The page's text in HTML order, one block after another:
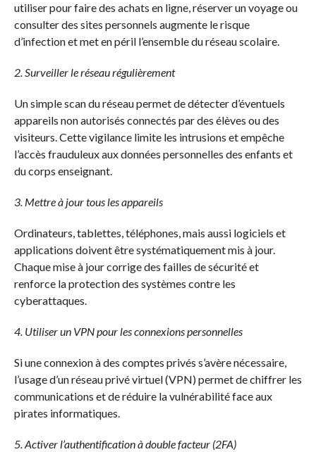
utiliser pour faire des achats en ligne, réserver un voyage ou
consulter des sites personnels augmente le risque
d’infection et met en péril l’ensemble du réseau scolaire.
2. Surveiller le réseau régulièrement
Un simple scan du réseau permet de détecter d’éventuels
appareils non autorisés connectés par des élèves ou des
visiteurs. Cette vigilance limite les intrusions et empêche
l’accès frauduleux aux données personnelles des enfants et
du corps enseignant.
3. Mettre à jour tous les appareils
Ordinateurs, tablettes, téléphones, mais aussi logiciels et
applications doivent être systématiquement mis à jour.
Chaque mise à jour corrige des failles de sécurité et
renforce la protection des systèmes contre les
cyberattaques.
4. Utiliser un VPN pour les connexions personnelles
Si une connexion à des comptes privés s’avère nécessaire,
l’usage d’un réseau privé virtuel (VPN) permet de chiffrer les
communications et de réduire la vulnérabilité face aux
pirates informatiques.
5. Activer l’authentification à double facteur (2FA)